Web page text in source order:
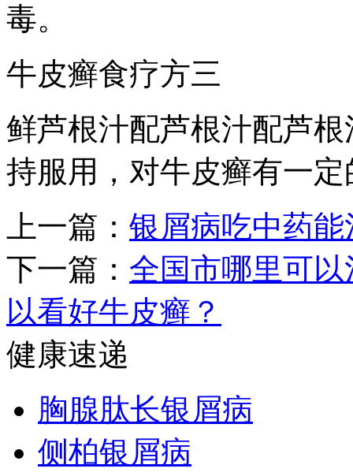
毒。
牛皮癣食疗方三
鲜芦根汁配芦根汁配芦
持服用，对牛皮癣有一
上一篇： 银屑病吃中药
下一篇： 全国市哪里可
以看好牛皮癣？
健康速递
胸腺肽长银屑病
侧柏银屑病